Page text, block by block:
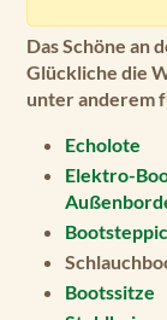
Das Schöne an
Glückliche die
unter anderem
Echolote
Elektro-
Bootssitze